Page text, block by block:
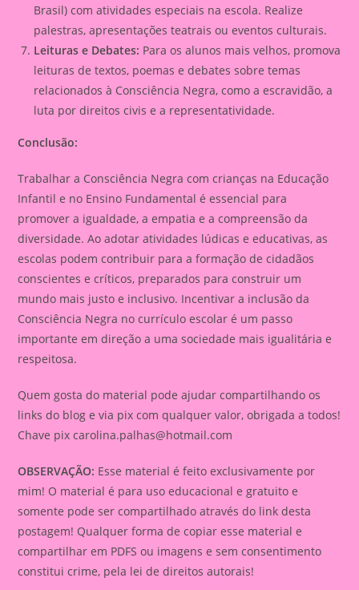
Brasil) com atividades especiais na escola. Realize
palestras, apresentações teatrais ou eventos culturais.
Leituras e Debates: Para os alunos mais velhos, promova
leituras de textos, poemas e debates sobre temas
relacionados à Consciência Negra, como a escravidão, a
luta por direitos civis e a representatividade.
Conclusão:
Trabalhar a Consciência Negra com crianças na Educação
Infantil e no Ensino Fundamental é essencial para
promover a igualdade, a empatia e a compreensão da
diversidade. Ao adotar atividades lúdicas e educativas, as
escolas podem contribuir para a formação de cidadãos
conscientes e críticos, preparados para construir um
mundo mais justo e inclusivo. Incentivar a inclusão da
Consciência Negra no currículo escolar é um passo
importante em direção a uma sociedade mais igualitária e
respeitosa.
Quem gosta do material pode ajudar compartilhando os
links do blog e via pix com qualquer valor, obrigada a todos!
Chave pixcarolina.palhas@hotmail.com
OBSERVAÇÃO: Esse material é feito exclusivamente por
mim! O material é para uso educacional e gratuito e
somente pode ser compartilhado através do link desta
postagem! Qualquer forma de copiar esse material e
compartilhar em PDFS ou imagens e sem consentimento
constitui crime, pela lei de direitos autorais!